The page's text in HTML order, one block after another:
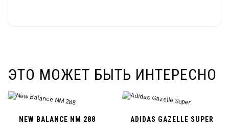
ЭТО МОЖЕТ БЫТЬ ИНТЕРЕСНО
NEW BALANCE NM 288 ADIDAS GAZELLE SUPER